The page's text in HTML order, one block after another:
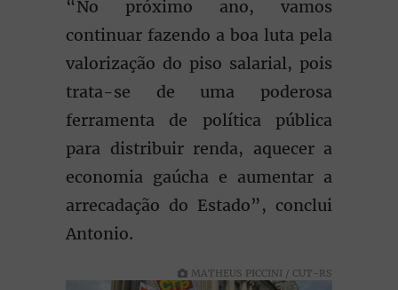
“No próximo ano, vamos
continuar fazendo a boa luta pela
valorização do piso salarial, pois
trata-se de uma poderosa
ferramenta de política pública
para distribuir renda, aquecer a
economia gaúcha e aumentar a
arrecadação do Estado”, conclui
Antonio.
MATHEUS PICCINI / CUT-RS